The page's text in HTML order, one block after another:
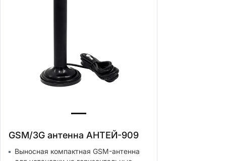
GSM/3G антенна АНТЕЙ-909
Выносная компактная GSM-антенна